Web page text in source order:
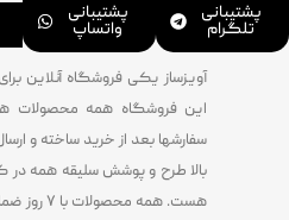
پشتیبانی
تلگرام
پشتیبانی
واتساپ
آویزساز یکی فروشگاه آنلاین
این فروشگاه همه محصولات
سفارشها بعد از خرید ساخته و
بالا طرح و پوشش سلیقه همه در
هست. همه